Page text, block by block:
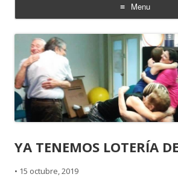
Menu
Skip
to
content
YA TENEMOS LOTERÍA
• 15 octubre, 2019